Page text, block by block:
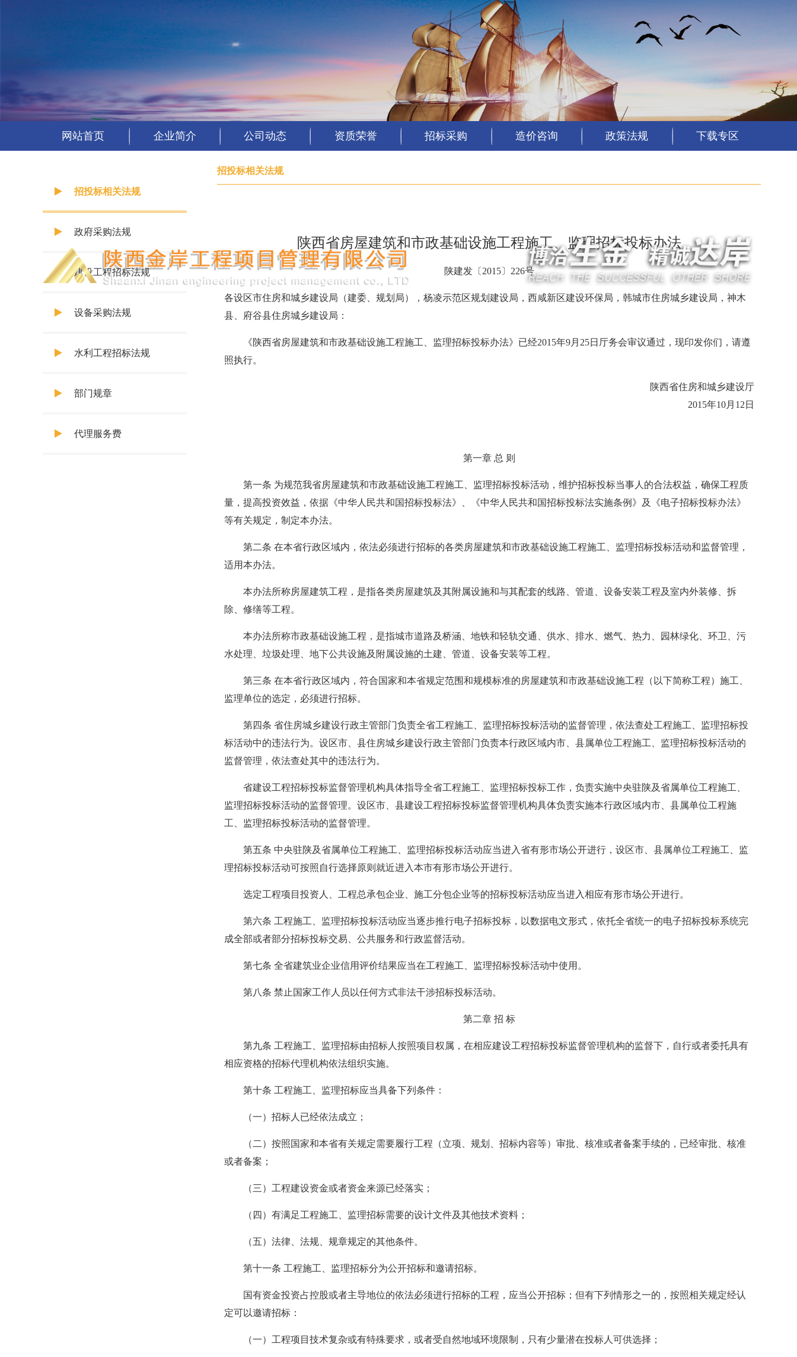
网站首页 企业简介 公司动态 资质荣誉 招标采购 造价咨询 政策法规 下载专区
招投标相关法规
政府采购法规
建设工程招标法规
设备采购法规
水利工程招标法规
部门规章
代理服务费
招投标相关法规
陕西省房屋建筑和市政基础设施工程施工、监理招标投标办法
陕建发〔2015〕226号
各设区市住房和城乡建设局（建委、规划局），杨凌示范区规划建设局，西咸新区建设环保局，韩城市住房城乡建设局，神木
县、府谷县住房城乡建设局：
《陕西省房屋建筑和市政基础设施工程施工、监理招标投标办法》已经2015年9月25日厅务会审议通过，现印发你们，请遵
照执行。
陕西省住房和城乡建设厅
2015年10月12日
第一章 总 则
第一条 为规范我省房屋建筑和市政基础设施工程施工、监理招标投标活动，维护招标投标当事人的合法权益，确保工程质
量，提高投资效益，依据《中华人民共和国招标投标法》、《中华人民共和国招标投标法实施条例》及《电子招标投标办法》
等有关规定，制定本办法。
第二条 在本省行政区域内，依法必须进行招标的各类房屋建筑和市政基础设施工程施工、监理招标投标活动和监督管理，
适用本办法。
本办法所称房屋建筑工程，是指各类房屋建筑及其附属设施和与其配套的线路、管道、设备安装工程及室内外装修、拆
除、修缮等工程。
本办法所称市政基础设施工程，是指城市道路及桥涵、地铁和轻轨交通、供水、排水、燃气、热力、园林绿化、环卫、污
水处理、垃圾处理、地下公共设施及附属设施的土建、管道、设备安装等工程。
第三条 在本省行政区域内，符合国家和本省规定范围和规模标准的房屋建筑和市政基础设施工程（以下简称工程）施工、
监理单位的选定，必须进行招标。
第四条 省住房城乡建设行政主管部门负责全省工程施工、监理招标投标活动的监督管理，依法查处工程施工、监理招标投
标活动中的违法行为。设区市、县住房城乡建设行政主管部门负责本行政区域内市、县属单位工程施工、监理招标投标活动的
监督管理，依法查处其中的违法行为。
省建设工程招标投标监督管理机构具体指导全省工程施工、监理招标投标工作，负责实施中央驻陕及省属单位工程施工、
监理招标投标活动的监督管理。设区市、县建设工程招标投标监督管理机构具体负责实施本行政区域内市、县属单位工程施
工、监理招标投标活动的监督管理。
第五条 中央驻陕及省属单位工程施工、监理招标投标活动应当进入省有形市场公开进行，设区市、县属单位工程施工、监
理招标投标活动可按照自行选择原则就近进入本市有形市场公开进行。
选定工程项目投资人、工程总承包企业、施工分包企业等的招标投标活动应当进入相应有形市场公开进行。
第六条 工程施工、监理招标投标活动应当逐步推行电子招标投标，以数据电文形式，依托全省统一的电子招标投标系统完
成全部或者部分招标投标交易、公共服务和行政监督活动。
第七条 全省建筑业企业信用评价结果应当在工程施工、监理招标投标活动中使用。
第八条 禁止国家工作人员以任何方式非法干涉招标投标活动。
第二章 招 标
第九条 工程施工、监理招标由招标人按照项目权属，在相应建设工程招标投标监督管理机构的监督下，自行或者委托具有
相应资格的招标代理机构依法组织实施。
第十条 工程施工、监理招标应当具备下列条件：
（一）招标人已经依法成立；
（二）按照国家和本省有关规定需要履行工程（立项、规划、招标内容等）审批、核准或者备案手续的，已经审批、核准
或者备案；
（三）工程建设资金或者资金来源已经落实；
（四）有满足工程施工、监理招标需要的设计文件及其他技术资料；
（五）法律、法规、规章规定的其他条件。
第十一条 工程施工、监理招标分为公开招标和邀请招标。
国有资金投资占控股或者主导地位的依法必须进行招标的工程，应当公开招标；但有下列情形之一的，按照相关规定经认
定可以邀请招标：
（一）工程项目技术复杂或有特殊要求，或者受自然地域环境限制，只有少量潜在投标人可供选择；